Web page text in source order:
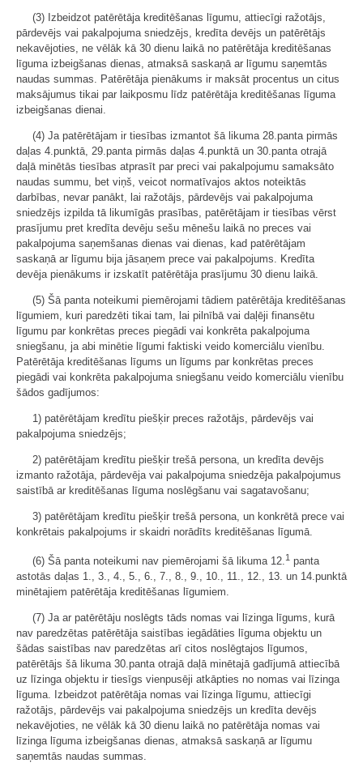
(3) Izbeidzot patērētāja kreditēšanas līgumu, attiecīgi ražotājs,
pārdevējs vai pakalpojuma sniedzējs, kredīta devējs un patērētājs
nekavējoties, ne vēlāk kā 30 dienu laikā no patērētāja kreditēšanas
līguma izbeigšanas dienas, atmaksā saskaņā ar līgumu saņemtās
naudas summas. Patērētāja pienākums ir maksāt procentus un citus
maksājumus tikai par laikposmu līdz patērētāja kreditēšanas līguma
izbeigšanas dienai.
(4) Ja patērētājam ir tiesības izmantot šā likuma 28.panta pirmās
daļas 4.punktā, 29.panta pirmās daļas 4.punktā un 30.panta otrajā
daļā minētās tiesības atprasīt par preci vai pakalpojumu samaksāto
naudas summu, bet viņš, veicot normatīvajos aktos noteiktās
darbības, nevar panākt, lai ražotājs, pārdevējs vai pakalpojuma
sniedzējs izpilda tā likumīgās prasības, patērētājam ir tiesības vērst
prasījumu pret kredīta devēju sešu mēnešu laikā no preces vai
pakalpojuma saņemšanas dienas vai dienas, kad patērētājam
saskaņā ar līgumu bija jāsaņem prece vai pakalpojums. Kredīta
devēja pienākums ir izskatīt patērētāja prasījumu 30 dienu laikā.
(5) Šā panta noteikumi piemērojami tādiem patērētāja kreditēšanas
līgumiem, kuri paredzēti tikai tam, lai pilnībā vai daļēji finansētu
līgumu par konkrētas preces piegādi vai konkrēta pakalpojuma
sniegšanu, ja abi minētie līgumi faktiski veido komerciālu vienību.
Patērētāja kreditēšanas līgums un līgums par konkrētas preces
piegādi vai konkrēta pakalpojuma sniegšanu veido komerciālu vienību
šādos gadījumos:
1) patērētājam kredītu piešķir preces ražotājs, pārdevējs vai
pakalpojuma sniedzējs;
2) patērētājam kredītu piešķir trešā persona, un kredīta devējs
izmanto ražotāja, pārdevēja vai pakalpojuma sniedzēja pakalpojumus
saistībā ar kreditēšanas līguma noslēgšanu vai sagatavošanu;
3) patērētājam kredītu piešķir trešā persona, un konkrētā prece vai
konkrētais pakalpojums ir skaidri norādīts kreditēšanas līgumā.
(6) Šā panta noteikumi nav piemērojami šā likuma 12. 1 panta
astotās daļas 1., 3., 4., 5., 6., 7., 8., 9., 10., 11., 12., 13. un 14.punktā
minētajiem patērētāja kreditēšanas līgumiem.
(7) Ja ar patērētāju noslēgts tāds nomas vai līzinga līgums, kurā
nav paredzētas patērētāja saistības iegādāties līguma objektu un
šādas saistības nav paredzētas arī citos noslēgtajos līgumos,
patērētājs šā likuma 30.panta otrajā daļā minētajā gadījumā attiecībā
uz līzinga objektu ir tiesīgs vienpusēji atkāpties no nomas vai līzinga
līguma. Izbeidzot patērētāja nomas vai līzinga līgumu, attiecīgi
ražotājs, pārdevējs vai pakalpojuma sniedzējs un kredīta devējs
nekavējoties, ne vēlāk kā 30 dienu laikā no patērētāja nomas vai
līzinga līguma izbeigšanas dienas, atmaksā saskaņā ar līgumu
saņemtās naudas summas.